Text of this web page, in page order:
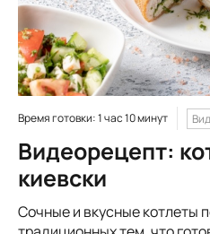
Время готовки: 1 час 10 минут
Видеорецепт:
киевски
Сочные и вкусные котлеты